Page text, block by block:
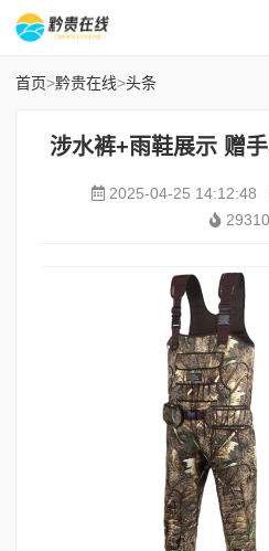
首页>黔贵在线>头条
涉水裤+雨鞋展示 赠
2025-04-25 14:12:48